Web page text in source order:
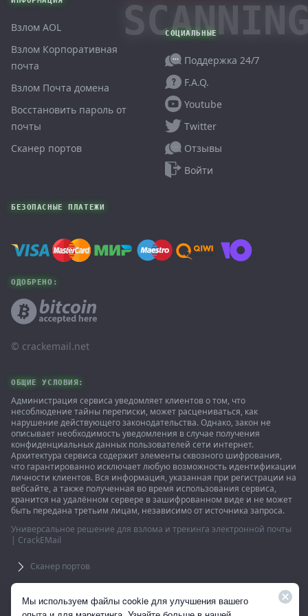
Взлом AOL
Взлом Корпоративная
почта
Взлом Почта домена
Восстановить пароль от
почты
Сканер портов
СОЦИАЛЬНЫЕ
Поддержка 24/7
F.A.Q.
Youtube
Twitter
Отзывы
Войти
БЕЗОПАСНЫЕ ПЛАТЕЖИ
ОДОБРЕНО:
© ‌crackemail.net
ОБЩИЕ УСЛОВИЯ:
Администрация сервиса уведомляет клиентов о том, что
несоблюдение тайны переписки, может расцениваться, как
нарушение действующего законодательства. Однако, закон не
описывает необходимость уведомления в случае получения
конфиденциальных данных пользователей сети интернет.
Архитектура сервиса содержит элементы сквозного шифрования,
что гарантированно исключает любую возможность идентификации
личности клиентов. Вся информация, указанная при регистрации на
вебсайте, а также полученная во время использования сервиса,
хранится на удалённом сервере в зашифрованном виде и не может
быть передана третьим лицам, независимо от источника запроса.
Универсальное решение для взлома и трекинга электронной почты
| CrackEMail
Сканер портов
Использование сайта подразумевает согласие с пользовательским
соглашением. 18 +
Мы используем файлы cookie для улучшения вашего